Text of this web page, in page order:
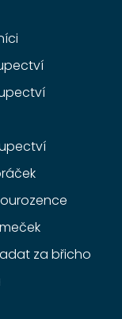
za břicho